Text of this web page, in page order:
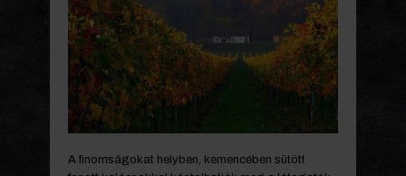
A finomságokat helyben, kemencében sütött